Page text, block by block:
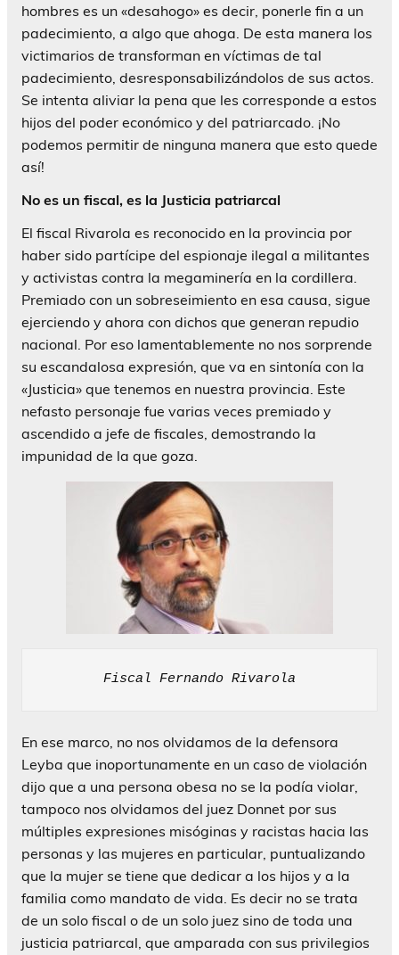
hombres es un «desahogo» es decir, ponerle fin a un
padecimiento, a algo que ahoga. De esta manera los
victimarios de transforman en víctimas de tal
padecimiento, desresponsabilizándolos de sus actos.
Se intenta aliviar la pena que les corresponde a estos
hijos del poder económico y del patriarcado. ¡No
podemos permitir de ninguna manera que esto quede
así!
No es un fiscal, es la Justicia patriarcal
El fiscal Rivarola es reconocido en la provincia por
haber sido partícipe del espionaje ilegal a militantes
y activistas contra la megaminería en la cordillera.
Premiado con un sobreseimiento en esa causa, sigue
ejerciendo y ahora con dichos que generan repudio
nacional. Por eso lamentablemente no nos sorprende
su escandalosa expresión, que va en sintonía con la
«Justicia» que tenemos en nuestra provincia. Este
nefasto personaje fue varias veces premiado y
ascendido a jefe de fiscales, demostrando la
impunidad de la que goza.
Fiscal Fernando Rivarola
En ese marco, no nos olvidamos de la defensora
Leyba que inoportunamente en un caso de violación
dijo que a una persona obesa no se la podía violar,
tampoco nos olvidamos del juez Donnet por sus
múltiples expresiones misóginas y racistas hacia las
personas y las mujeres en particular, puntualizando
que la mujer se tiene que dedicar a los hijos y a la
familia como mandato de vida. Es decir no se trata
de un solo fiscal o de un solo juez sino de toda una
justicia patriarcal, que amparada con sus privilegios